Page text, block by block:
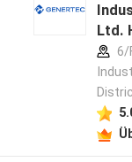
Ltd.
6/